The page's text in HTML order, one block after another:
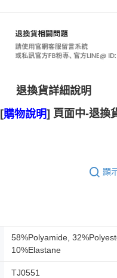
退換貨詳細說明
[購物說明] 頁面中-退換
顯
58%Polyamide,
10%Elastane
TJ0551